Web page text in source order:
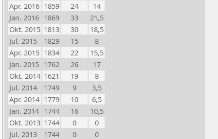
Apr. 2016 1859 24
14
Jan. 2016 1869 33
21,5
Okt. 2015 1813 30
18,5
Jul. 2015
1829 15
8
Apr. 2015 1834 22
15,5
Jan. 2015 1762 26
17
Okt. 2014 1621 19
8
Jul. 2014
1749 9
3,5
Apr. 2014 1779 10
6,5
Jan. 2014 1744 16
10,5
Okt. 2013 1744 0
0
Jul. 2013
1744 0
0